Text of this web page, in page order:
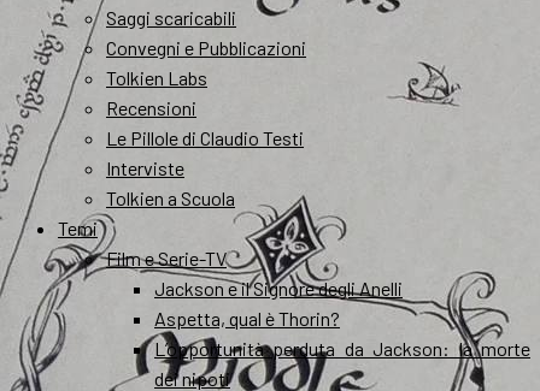
Saggi scaricabili
Convegni e Pubblicazioni
Tolkien Labs
Recensioni
Le Pillole di Claudio Testi
Interviste
Tolkien a Scuola
Temi
Film e Serie-TV
Jackson e il Signore degli Anelli
Aspetta, qual è Thorin?
L’opportunità perduta da Jackson: la morte
dei nipoti